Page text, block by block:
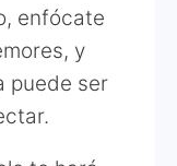
enfócate
y
puede ser